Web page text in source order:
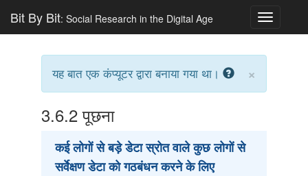
Toggle
Bit By Bit: Social Research in the Digital Age
यह बात एक कंप्यूटर द्वारा बनाया गया था। ×
3.6.2पूछना
कई लोगों से बड़े डेटा स्रोत वाले कुछ लोगों से
सर्वेक्षण डेटा को गठबंधन करने के लिए